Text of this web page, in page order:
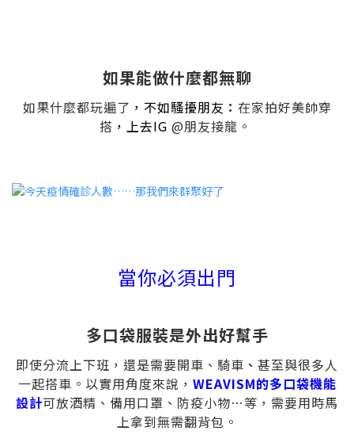
如果能做什麼都無聊
如果什麼都玩遍了 ，不如騷擾朋友 ： 在家拍好美帥穿
搭 ，上去IG @朋友接龍。
當你必須出門
多口袋服裝是外出好幫手
即使分流上下班，還是需要開車、騎車 、 甚至與很多人
一起搭車。以實用角度來說， WEAVISM的多口袋機能
設計可放酒精、備用口罩、防疫小物…等，需要用時馬
上拿到無需翻背包。